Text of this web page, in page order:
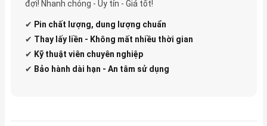
đợi! Nhanh chóng - Uy tín - Giá tốt!
✔ Pin chất lượng, dung lượng chuẩn
✔ Thay lấy liền - Không mất nhiều thời gian
✔ Kỹ thuật viên chuyên nghiệp
✔ Bảo hành dài hạn - An tâm sử dụng